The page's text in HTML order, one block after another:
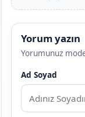
Yorum yazın
Yorumunuz
Ad Soyad